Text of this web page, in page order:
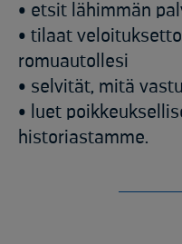
• etsit lähimmän
• tilaat
romuautollesi
• selvität, mitä
• luet
historiastamme.